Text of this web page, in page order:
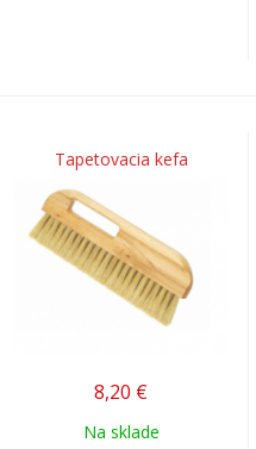
Tapetovacia kefa
8,20 €
Na sklade